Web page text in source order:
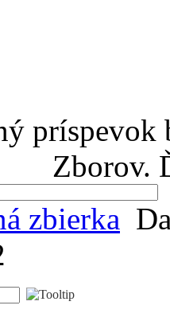
príspevok
Zborov.
zbierka